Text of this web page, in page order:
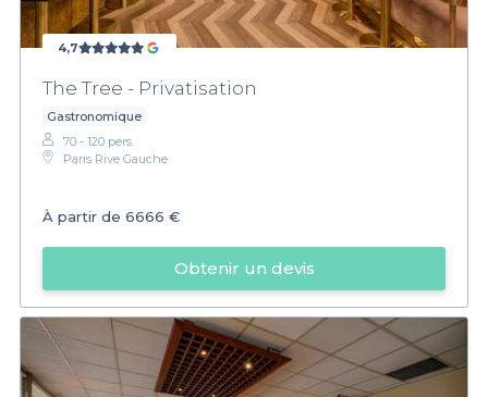
4,7
The Tree - Privatisation
Gastronomique
70 - 120 pers.
Paris Rive Gauche
À partir de 6666 €
Obtenir un devis